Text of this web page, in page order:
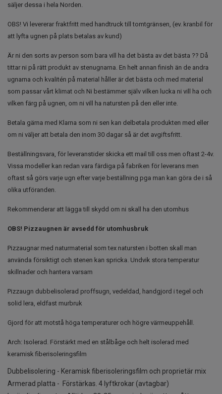
säljer dessa i hela Norden.
OBS! Vi levererar fraktfritt med handtruck till tomtgränsen, (ev. kranbil för
att lyfta ugnen på plats betalas av kund)
Är ni den sorts av person som bara vill ha det bästa av det bästa ?? Då
tittar ni på rätt produkt av stenugnarna. En helt annan finish än de andra
ugnarna och kvalitén på material håller är det bästa och med material
som passar vårt klimat och Ni bestämmer själv vilken lucka ni vill ha och
vilken färg på ugnen, om ni vill ha natursten på den eller inte.
Betala gärna med Klarna som ni sen kan delbetala produkten med eller
om ni väljer att betala den inom 30 dagar så är det avgiftsfritt.
Beställningsvara, för leveranstider skicka ett mail till oss men oftast 2-4v.
Vissa modeller kan redan vara färdiga på fabriken för leverans men
oftast så görs varje ugn efter varje beställning pga man kan göra de i så
olika utföranden.
Rekommenderar att lägga till skydd om ni skall ha den utomhus
OBS! Pizzaugnen är avsedd för utomhusbruk
Pizzaugnar med naturmaterial som tex natursten i botten skall man
använda försiktigt och stenen kan spricka. Undvik stora temperatur
skillnader och hantera varsam
Pizzaugn dubbelisolerad proffsugn, vedeldad, handgjord i tegel och
solid lera, eldfast murbruk
Gjord för att motstå höga temperaturer och högre värmeuppehåll.
Arch: Isolerad. Förstärkt med en stålbåge och helt isolerad med
keramisk fiberisoleringsfilm
Dubbelisolering - Keramisk fiberisoleringsfilm och proprietär mix
Armerad platta - Förstärkas. 4 lyftkrokar (avtagbar)